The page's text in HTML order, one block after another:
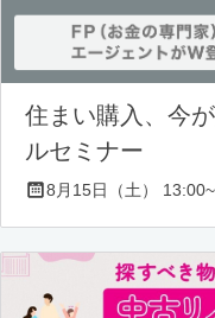
住まい購入、今
ルセミナー
8月15日（土）